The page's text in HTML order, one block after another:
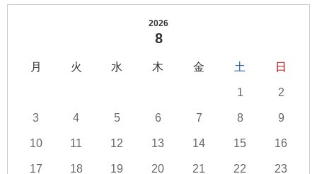
2026
8
月 火 水 木 金 土 日
1 2
3 4 5 6 7 8 9
10 11 12 13 14 15 16
17 18 19 20 21 22 23